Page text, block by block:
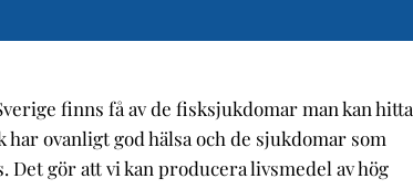
finns få av de fisksjukdomar man kan hitta
har ovanligt god hälsa och de sjukdomar som
Det gör att vi kan producera livsmedel av hög